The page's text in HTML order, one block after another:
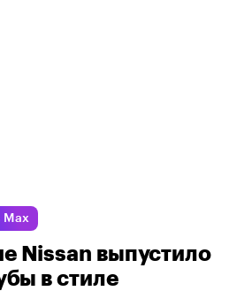
Max
Nissan выпустило
в стиле